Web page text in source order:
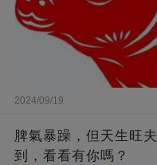
2024/09/19
脾氣暴躁，但天生旺
到，看看有你嗎？